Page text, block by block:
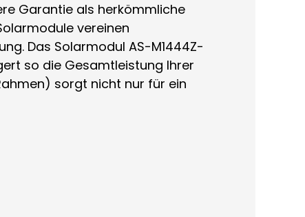
Garantie als herkömmliche
vereinen
Das Solarmodul AS-M1444Z-
so die Gesamtleistung Ihrer
sorgt nicht nur für ein